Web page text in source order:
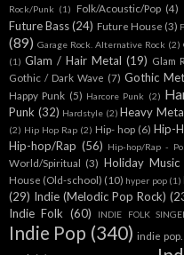
Rock/Punk (1) Folk/Acoustic/Pop (4)
Future Bass (24) Future House (3)
(89) Garage Rock. Alternative Rock (2)
(1) Glam / Hair Metal (19) Glam
Gothic / Dark Wave (7) Gothic
Happy Punk (5) Harcore Punk (2)
Punk (32) Hardstyle (2) Heavy
(2) Hip Hop Rap (2) Hip- hop (6) Hip-
Hip-hop/Rap (56) Hip-hop/Rap -
World/Spiritual (3) Holiday Music
House (Old-school) (10) hyper pop (1)
(29) Indie (Melodic Pop Rock)
Indie Folk (60) INDIE FOLK
Indie Pop (340) indie pop.